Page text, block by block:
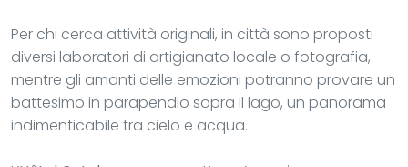
Per chi cerca attività originali, in città sono proposti
diversi laboratori di artigianato locale o fotografia,
mentre gli amanti delle emozioni potranno provare un
battesimo in parapendio sopra il lago, un panorama
indimenticabile tra cielo e acqua.